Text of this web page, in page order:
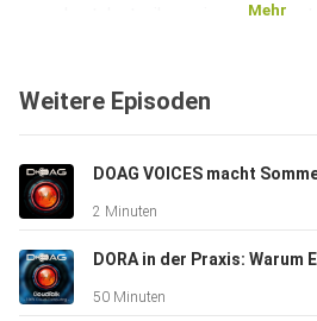
verankert, betreiben eigene
mit.
Im Gespräch wird deutlich, wie
Anforderungen
verändert haben: Vom Spezialisten
Generalisten
Mehr
Weitere Episoden
2 Minuten
50 Minuten